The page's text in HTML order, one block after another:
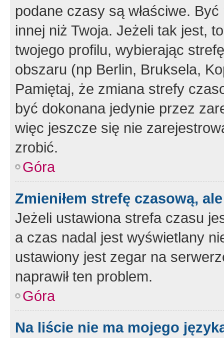
podane czasy są właściwe.
innej niż Twoja. Jeżeli tak jest,
twojego profilu, wybierając
obszaru (np Berlin, Bruksela,
Pamiętaj, że zmiana strefy
być dokonana jedynie przez
więc jeszcze się nie
zrobić.
Góra
Zmieniłem strefę czasową,
Jeżeli ustawiona strefa czasu
a czas nadal jest wyświetlany
ustawiony jest zegar na
naprawił ten problem.
Góra
Na liście nie ma mojego